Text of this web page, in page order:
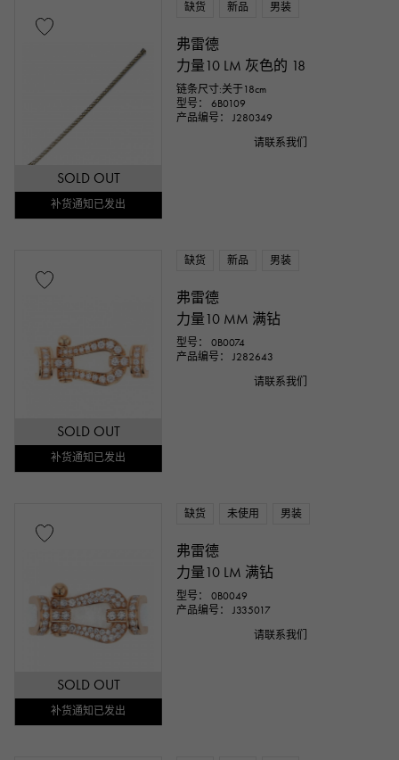
SOLD OUT
补货通知已发出
缺货 新品 男装
弗雷德
力量10 LM 灰色的 18
链条尺寸:关于18cm
型号： 6B0109
产品编号： J280349
请联系我们
SOLD OUT
补货通知已发出
缺货 新品 男装
弗雷德
力量10 MM 满钻
型号： 0B0074
产品编号： J282643
请联系我们
SOLD OUT
补货通知已发出
缺货 未使用 男装
弗雷德
力量10 LM 满钻
型号： 0B0049
产品编号： J335017
请联系我们